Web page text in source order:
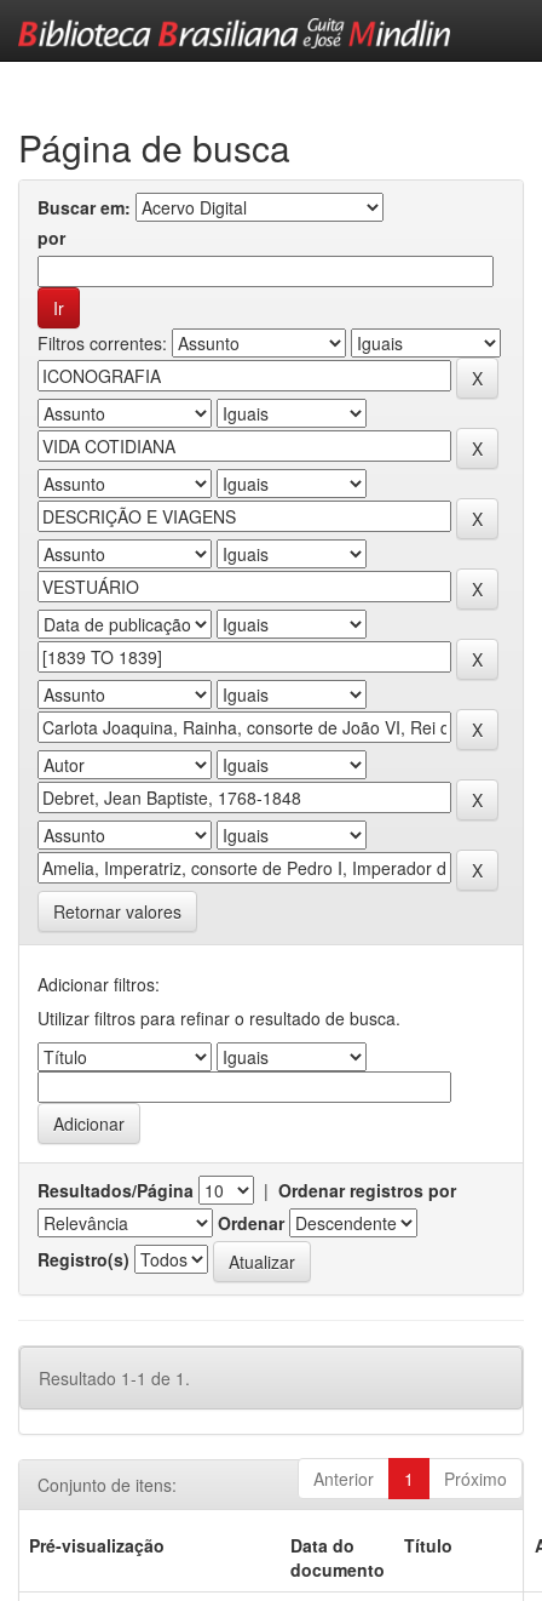
Página de busca
Buscar em:
por
Filtros correntes:
Retornar valores
Adicionar filtros:
Utilizar filtros para refinar o resultado de busca.
Resultados/Página | Ordenar registros por
Ordenar
Registro(s)
Resultado 1-1 de 1.
Anterior 1 Próximo
Conjunto de itens:
Pré-visualização
Data do
documento
Título